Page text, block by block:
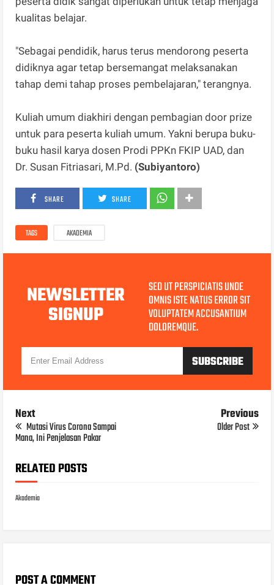
kualitas belajar.
"Sebagai pendidik, harus terus mendorong peserta
didiknya agar tetap bersemangat melaksanakan
tahap demi tahap proses pembelajaran," terangnya.
Kuliah umum diakhiri dengan pembagian door prize
untuk para peserta kuliah umum. Yakni berupa buku-
buku hasil karya dosen Prodi PPKn FKIP UAD, dan
Dr. Susan Fitriasari, M.Pd. (Subiyantoro)
SHARE SHARE
TAGS AKADEMIA
NEWSLETTER
SIGNUP
SED UT PERSPICIATIS UNDE
OMNIS ISTE NATUS ERROR SIT
VOLUPTATEM ACCUSANTIUM
DOLOREMQUE.
Next
Mutasi Virus Corona Sampai
Mana, Ini Penjelasan Pakar
Previous
Older Post
RELATED POSTS
Akademia
POST A COMMENT